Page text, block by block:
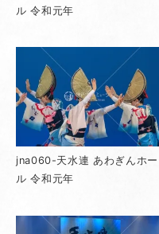
ル 令和元年
jna060-天水連 あわぎんホー
ル 令和元年